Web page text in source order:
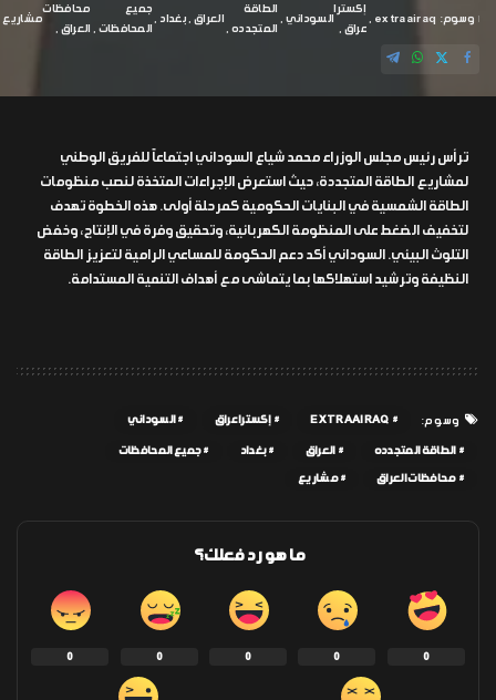
وسوم: extraairaq
إكسترا
عراق
السوداني
الطاقة
المتجدده
العراق بغداد
جميع
المحافظات
محافظات
العراق
مشاريع
ترأس رئيس مجلس الوزراء محمد شياع السوداني اجتماعاً للفريق الوطني
لمشاريع الطاقة المتجددة، حيث استعرض الإجراءات المتخذة لنصب منظومات
الطاقة الشمسية في البنايات الحكومية كمرحلة أولى. هذه الخطوة تهدف
لتخفيف الضغط على المنظومة الكهربائية، وتحقيق وفرة في الإنتاج، وخفض
التلوث البيئي. السوداني أكد دعم الحكومة للمساعي الرامية لتعزيز الطاقة
النظيفة وترشيد استهلاكها بما يتماشى مع أهداف التنمية المستدامة.
وسوم: EXTRAAIRAQ إكسترا عراق السوداني
الطاقة المتجدده العراق بغداد جميع المحافظات
محافظات العراق مشاريع
ما هو رد فعلك؟
0
0
0
0
0